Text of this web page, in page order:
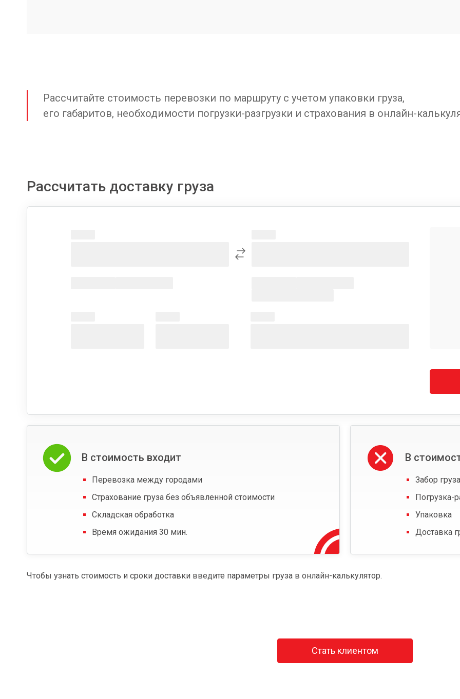
Рассчитайте стоимость перевозки по маршруту с учетом упаковки груза,
его габаритов, необходимости погрузки-разгрузки и страхования в онлайн-
Рассчитать доставку груза
В стоимость входит
Перевозка между городами
Страхование груза без объявленной стоимости
Складская обработка
Время ожидания 30 мин.
В
Забор
Погрузка-
Упаковка
Доставка
Чтобы узнать стоимость и сроки доставки введите параметры груза в онлайн-калькулятор.
Стать клиентом